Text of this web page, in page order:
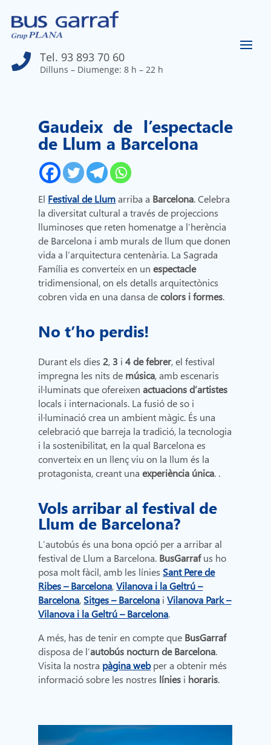
 Tel. 93 893 70 60
Dilluns – Diumenge: 8 h – 22 h
Gaudeix de l’espectacle
de Llum a Barcelona
El Festival de Llumarriba a Barcelona. Celebra
la diversitat cultural a través de projeccions
lluminoses que reten homenatge a l’herència
de Barcelona i amb murals de llum que donen
vida a l’arquitectura centenària. La Sagrada
Família es converteix en unespectacle
tridimensional, on els detalls arquitectònics
cobren vida en una dansa decolors i formes.
No t’ho perdis!
Durant els dies 2, 3 i 4 de febrer, el festival
impregna les nits de música, amb escenaris
il·luminats que ofereixenactuacions d’artistes
locals i internacionals. La fusió de so i
il·luminació crea un ambient màgic. És una
celebració que barreja la tradició, la tecnologia
i la sostenibilitat, en la qual Barcelona es
converteix en un llenç viu on la llum és la
protagonista, creant una experiència única. .
Vols arribar al festival de
Llum de Barcelona?
L’autobús és una bona opció per a arribar al
festival de Llum a Barcelona. BusGarrafus ho
posa molt fàcil, amb les línies Sant Pere de
Ribes – Barcelona,Vilanova i la Geltrú –
Barcelona, Sitges – Barcelona iVilanova Park –
Vilanova i la Geltrú – Barcelona.
A més, has de tenir en compte que BusGarraf
disposa de l’autobús nocturn de Barcelona.
Visita la nostra pàgina web per a obtenir més
informació sobre les nostres línies i horaris.